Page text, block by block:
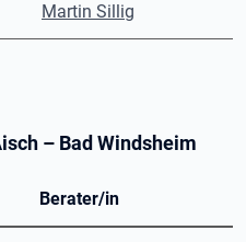
Martin Sillig
– Bad Windsheim
Berater/in